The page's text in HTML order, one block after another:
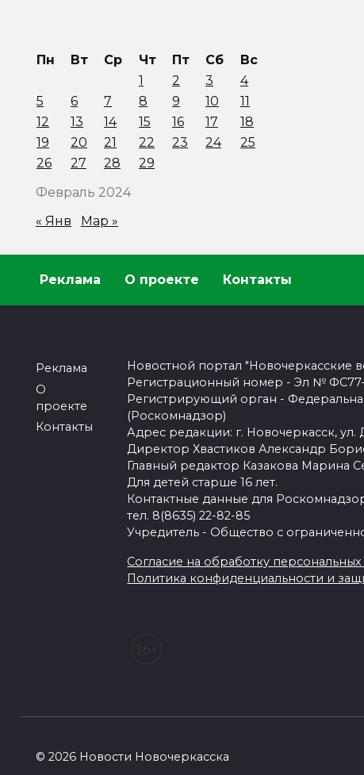
Февраль 2024
Пн Вт Ср Чт Пт Сб
Вс
1
2 3
4
5
6 7 8 9 10
11
12
13 14 15 16 17
18
19
20 21 22 23 24
25
26
27 28 29
« Янв Мар »
Реклама О проекте Контакты
Реклама
О
проекте
Контакты
Новостной портал "Новочеркасские
Регистрационный номер - Эл № ФС77-
Регистрирующий орган -
(Роскомнадзор)
Адрес редакции: г. Новочеркасск, ул.
Директор Хвастиков Александр
Главный редактор Казакова Марина
Для детей старше 16 лет.
Контактные данные для
тел. 8(8635) 22-82-85
Учредитель - Общество с
Согласие на обработку
Политика конфиденциальности и
© 2026 Новости Новочеркасска